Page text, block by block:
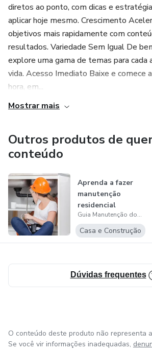
diretos ao ponto, com dicas e
aplicar hoje mesmo. Crescimento
objetivos mais rapidamente com
resultados. Variedade Sem Igual De
explore uma gama de temas para cada
vida. Acesso Imediato Baixe e comece
hora, em...
Mostrar mais
Outros produtos de
conteúdo
Aprenda a fazer
manutenção
residencial
Guia Manutenção doméstica faça você mesmo
Casa e Construção
Dúvidas frequentes
O conteúdo deste produto não representa
Se você vir informações inadequadas,